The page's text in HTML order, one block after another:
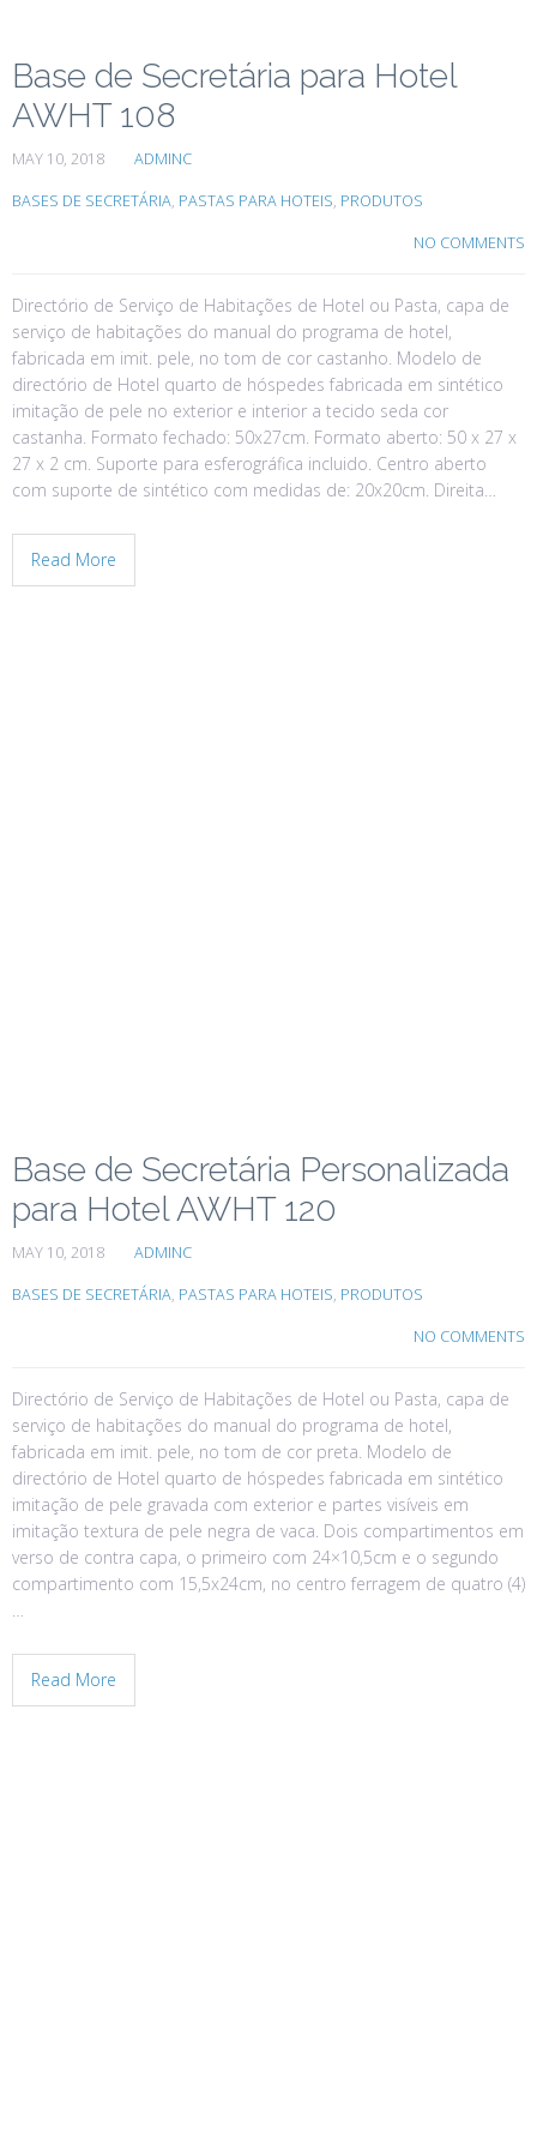
Base de Secretária para Hotel
AWHT 108
MAY 10, 2018 ADMINC
BASES DE SECRETÁRIA, PASTAS PARA HOTEIS, PRODUTOS
NO COMMENTS
Directório de Serviço de Habitações de Hotel ou Pasta, capa de
serviço de habitações do manual do programa de hotel,
fabricada em imit. pele, no tom de cor castanho. Modelo de
directório de Hotel quarto de hóspedes fabricada em sintético
imitação de pele no exterior e interior a tecido seda cor
castanha. Formato fechado: 50x27cm. Formato aberto: 50 x 27 x
27 x 2 cm. Suporte para esferográfica incluido. Centro aberto
com suporte de sintético com medidas de: 20x20cm. Direita…
Read More
Base de Secretária Personalizada
para Hotel AWHT 120
MAY 10, 2018 ADMINC
BASES DE SECRETÁRIA, PASTAS PARA HOTEIS, PRODUTOS
NO COMMENTS
Directório de Serviço de Habitações de Hotel ou Pasta, capa de
serviço de habitações do manual do programa de hotel,
fabricada em imit. pele, no tom de cor preta. Modelo de
directório de Hotel quarto de hóspedes fabricada em sintético
imitação de pele gravada com exterior e partes visíveis em
imitação textura de pele negra de vaca. Dois compartimentos em
verso de contra capa, o primeiro com 24×10,5cm e o segundo
compartimento com 15,5x24cm, no centro ferragem de quatro (4)
…
Read More